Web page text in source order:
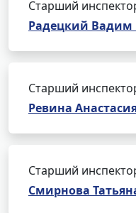
Старший
Радецкий Вадим
Старший
Ревина
Старший
Смирнова